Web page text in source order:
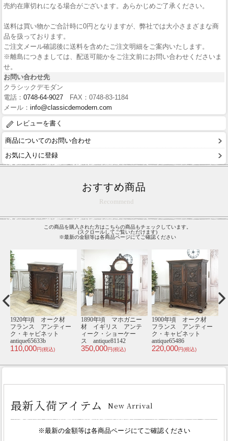
売約在庫切れになる場合がございます。あらかじめご了承ください。
送料は買い物かご合計時に0円となりますが、弊社では大小さまざまな商
品を扱っております。
ご注文メール確認後に送料を含めたご注文明細をご案内いたします。
※離島につきましては、配送可能かをご注文前にお問い合わせくださいま
せ。
お問い合わせ先
クラシックデモダン
電話： 0748-64-9027 FAX：0748-83-1184
メール： info@classicdemodern.com
レビューを書く
商品についてのお問い合わせ
お気に入りに登録
おすすめ商品
Recommend
この商品を購入された方はこちらの商品もチェックしています。
(スクロールしてご覧いただけます)
※最新の金額等は各商品ページにてご確認ください
1900年頃 オーク材
フランス アンティー
ク・キャビネット
antique65529
390,000円(税込)
1930年頃 オーク材
フランス アンティー
ク・キャビネット
antique65555
68,000円(税込)
1940年頃 オーク材
フランス アンティー
ク・チェスト
antique65538a
49,000円(税込)